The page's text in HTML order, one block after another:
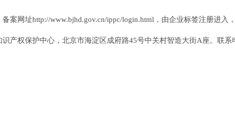
案网址http://www.bjhd.gov.cn/ippc/login.html，由企业标签注册进入
产权保护中心，北京市海淀区成府路45号中关村智造大街A座。联系